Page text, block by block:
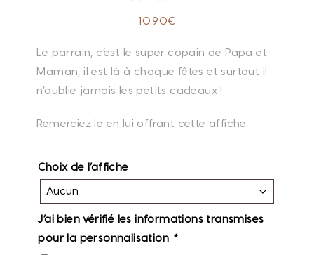
10.90€
Le parrain, c’est le super copain de Papa et
Maman, il est là à chaque fêtes et surtout il
n’oublie jamais les petits cadeaux !
Remerciez le en lui offrant cette affiche.
Choix de l’affiche
J’ai bien vérifié les informations transmises
pour la personnalisation *